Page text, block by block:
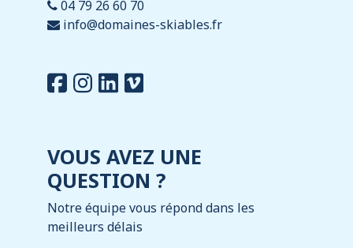
04 79 26 60 70
info@domaines-skiables.fr
VOUS AVEZ UNE
QUESTION ?
Notre équipe vous répond dans les
meilleurs délais